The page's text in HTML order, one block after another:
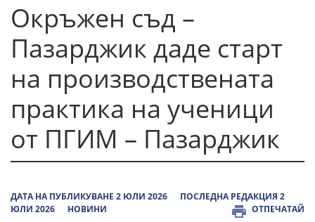
Окръжен съд –
Пазарджик даде старт
на производствената
практика на ученици
от ПГИМ – Пазарджик
ДАТА НА ПУБЛИКУВАНЕ 2 ЮЛИ 2026
ПОСЛЕДНА РЕДАКЦИЯ 2
ЮЛИ 2026
НОВИНИ ОТПЕЧАТАЙ